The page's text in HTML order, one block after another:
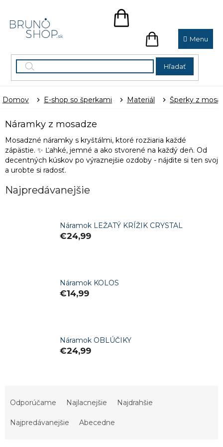
obsah
Hľadať
NÁKUPNÝ
NÁKUPNÝ
KOŠÍK
Domov E-shop so šperkami Materiál Šperky z
Náramky z mosadze
Mosadzné náramky s kryštálmi, ktoré rozžiaria každé
zápästie. ✨ Ľahké, jemné a ako stvorené na každý deň. Od
decentných kúskov po výraznejšie ozdoby - nájdite si ten svoj
a urobte si radosť.
Najpredávanejšie
Náramok LEŽATÝ KRÍŽIK CRYSTAL
€24,99
Náramok KOLOS
€14,99
Náramok OBLÚČIKY
€24,99
Odporúčame Najlacnejšie Najdrahšie
Najpredávanejšie Abecedne